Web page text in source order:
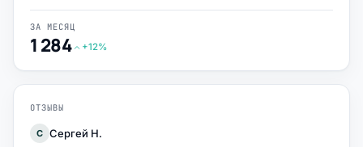
ЗА МЕСЯЦ
1 284 +12%
ОТЗЫВЫ
С Сергей Н.